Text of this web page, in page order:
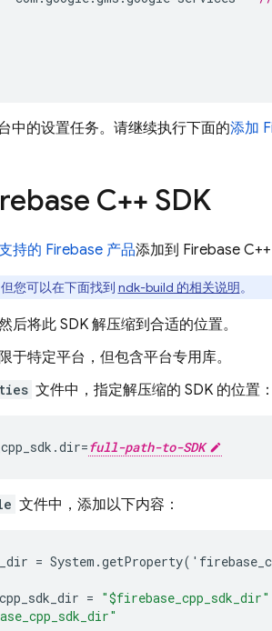
中的设置任务。请继续执行下面的添加
C++ SDK
持的 Firebase 产品添加到 Firebase C++
您可以在下面找到 ndk-build 的相关说明。
然后将此 SDK 解压缩到合适的位置。
于特定平台，但包含平台专用库。
文件中，指定解压缩的 SDK 的位置：
.dir=full-path-to-SDK
文件中，添加以下内容：
= System .getProperty( '
= "$firebase_cpp_sdk_dir"